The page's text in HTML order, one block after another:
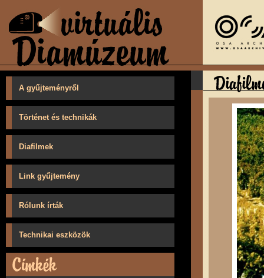
A gyűjteményről
Történet és technikák
Diafilmek
Link gyűjtemény
Rólunk írták
Technikai eszközök